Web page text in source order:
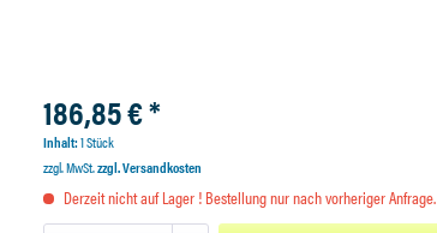
186,85 € *
Inhalt:1 Stück
zzgl. MwSt.zzgl. Versandkosten
Derzeit nicht auf Lager ! Bestellung nur nach vorheriger Anfrage.